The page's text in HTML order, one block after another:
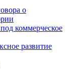
о
коммерческое
развитие